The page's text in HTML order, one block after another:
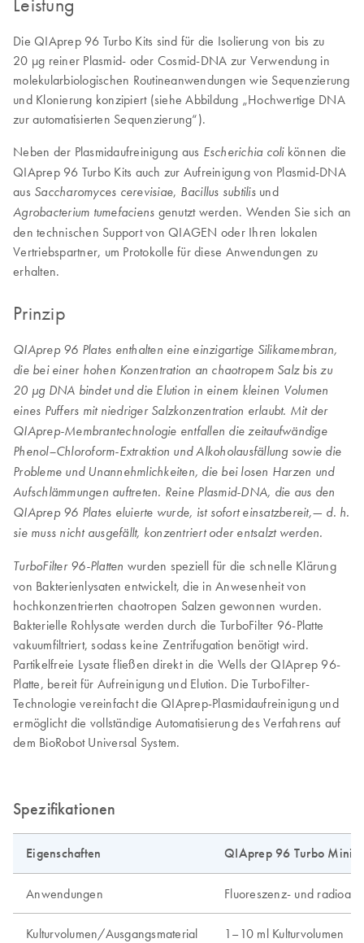
Die QIAprep 96 Turbo Kits sind für die Isolierung von bis zu
20 µg reiner Plasmid- oder Cosmid-DNA zur Verwendung in
molekularbiologischen Routineanwendungen wie Sequenzierung
und Klonierung konzipiert (siehe Abbildung „Hochwertige DNA
zur automatisierten Sequenzierung“).
Neben der Plasmidaufreinigung aus Escherichia colikönnen die
QIAprep 96 Turbo Kits auch zur Aufreinigung von Plasmid-DNA
aus Saccharomyces cerevisiae, Bacillus subtilisund
Agrobacterium tumefaciens genutzt werden. Wenden Sie sich an
den technischen Support von QIAGEN oder Ihren lokalen
Vertriebspartner, um Protokolle für diese Anwendungen zu
erhalten.
Prinzip
QIAprep 96 Plates enthalten eine einzigartige Silikamembran,
die bei einer hohen Konzentration an chaotropem Salz bis zu
20 µg DNA bindet und die Elution in einem kleinen Volumen
eines Puffers mit niedriger Salzkonzentration erlaubt. Mit der
QIAprep-Membrantechnologie entfallen die zeitaufwändige
Phenol–Chloroform-Extraktion und Alkoholausfällung sowie die
Probleme und Unannehmlichkeiten, die bei losen Harzen und
Aufschlämmungen auftreten. Reine Plasmid-DNA, die aus den
QIAprep 96 Plates eluierte wurde, ist sofort einsatzbereit,— d. h.
sie muss nicht ausgefällt, konzentriert oder entsalzt werden.
TurboFilter 96-Platten wurden speziell für die schnelle Klärung
von Bakterienlysaten entwickelt, die in Anwesenheit von
hochkonzentrierten chaotropen Salzen gewonnen wurden.
Bakterielle Rohlysate werden durch die TurboFilter 96-Platte
vakuumfiltriert, sodass keine Zentrifugation benötigt wird.
Partikelfreie Lysate fließen direkt in die Wells der QIAprep 96-
Platte, bereit für Aufreinigung und Elution. Die TurboFilter-
Technologie vereinfacht die QIAprep-Plasmidaufreinigung und
ermöglicht die vollständige Automatisierung des Verfahrens auf
dem BioRobot Universal System.
Spezifikationen
Eigenschaften QIAprep 96 Turbo
Anwendungen Fluoreszenz- und
Kulturvolumen/Ausgangsmaterial 1–10 ml Kulturvolumen